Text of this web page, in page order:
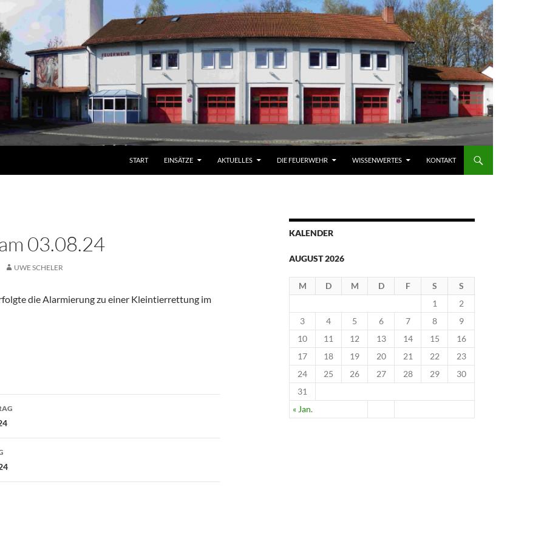
START EINSÄTZE AKTUELLES DIE FEUERWEHR WISSENWERTES KONTAKT
03.08.24
UWE SCHELER
die Alarmierung zu einer Kleintierrettung im
KALENDER
AUGUST 2026
M D M D F S S
« Jan.
1
2
3
4 5 6 7 8
9
10
11 12 13 14 15
16
17
18 19 20 21 22
23
24
25 26 27 28 29
30
31